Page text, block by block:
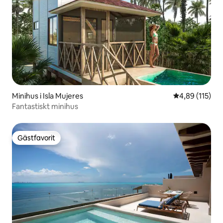
Minihus i Isla Mujeres 4,89 av 5 i
4,89 (115)
Fantastiskt minihus
Gästfavorit
Gästfavorit